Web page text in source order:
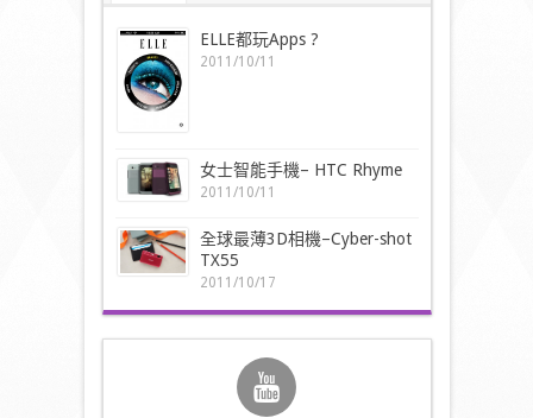
ELLE都玩Apps ?
2011/10/11
女士智能手機– HTC Rhyme
2011/10/11
全球最薄3D相機–Cyber-shot
TX55
2011/10/17